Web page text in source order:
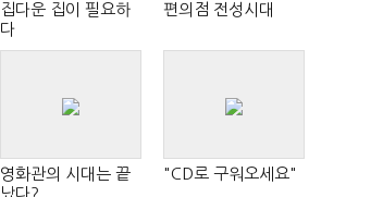
집다운 집이 필요하
다
편의점 전성시대
영화관의 시대는 끝
났다?
"CD로 구워오세요"